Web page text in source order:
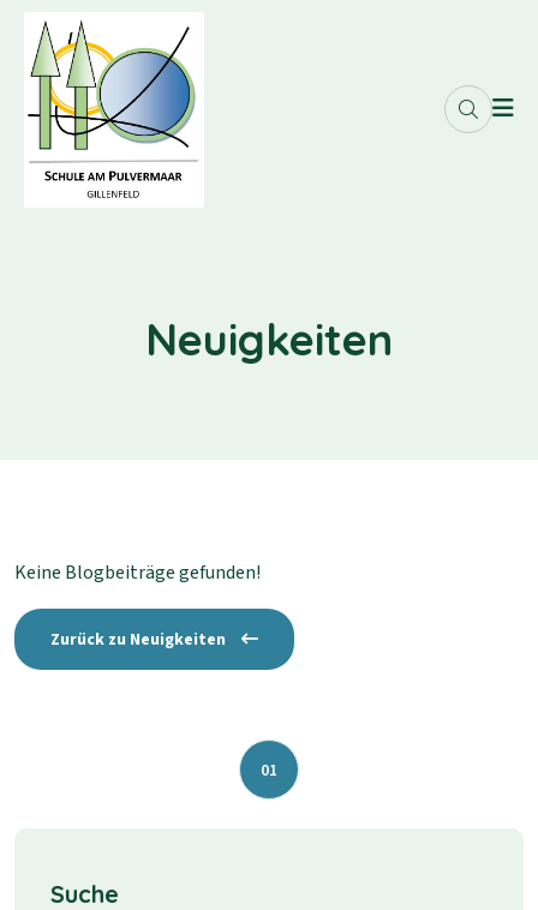
Neuigkeiten
Keine Blogbeiträge gefunden!
Zurück zu Neuigkeiten
01
Suche